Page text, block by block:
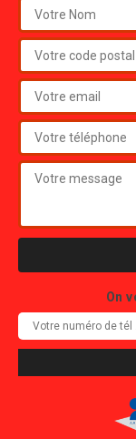
On